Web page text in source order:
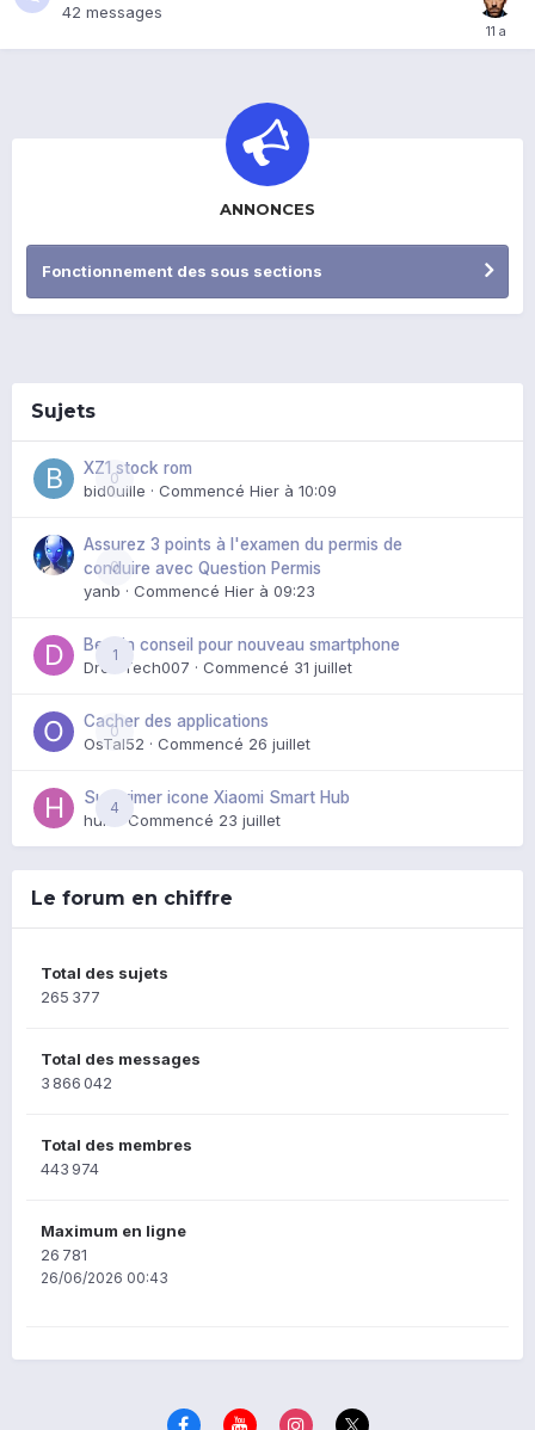
42 messages
ANNONCES
Fonctionnement des sous sections
Sujets
0
XZ1 stock rom
bid0uille · Commencé Hier à 10:09
0
Assurez 3 points à l'examen du permis de
conduire avec Question Permis
yanb · Commencé Hier à 09:23
1
Besoin conseil pour nouveau smartphone
DroidTech007 · Commencé 31 juillet
0
Cacher des applications
OsTal52 · Commencé 26 juillet
4
Supprimer icone Xiaomi Smart Hub
huik · Commencé 23 juillet
Le forum en chiffre
Total des sujets
265 377
Total des messages
3 866 042
Total des membres
443 974
Maximum en ligne
26 781
26/06/2026 00:43